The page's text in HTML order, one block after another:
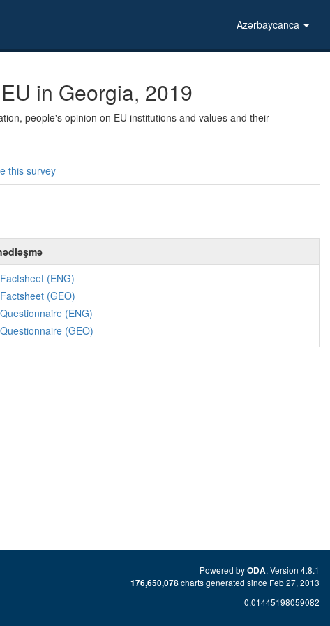
Azərbaycanca
in Georgia, 2019
people's opinion on EU institutions and values and their
this survey
Factsheet (ENG)
Factsheet (GEO)
Questionnaire (ENG)
Questionnaire (GEO)
Powered byODA. Version 4.8.1
176,650,078charts generated since Feb 27, 2013
0.01445198059082